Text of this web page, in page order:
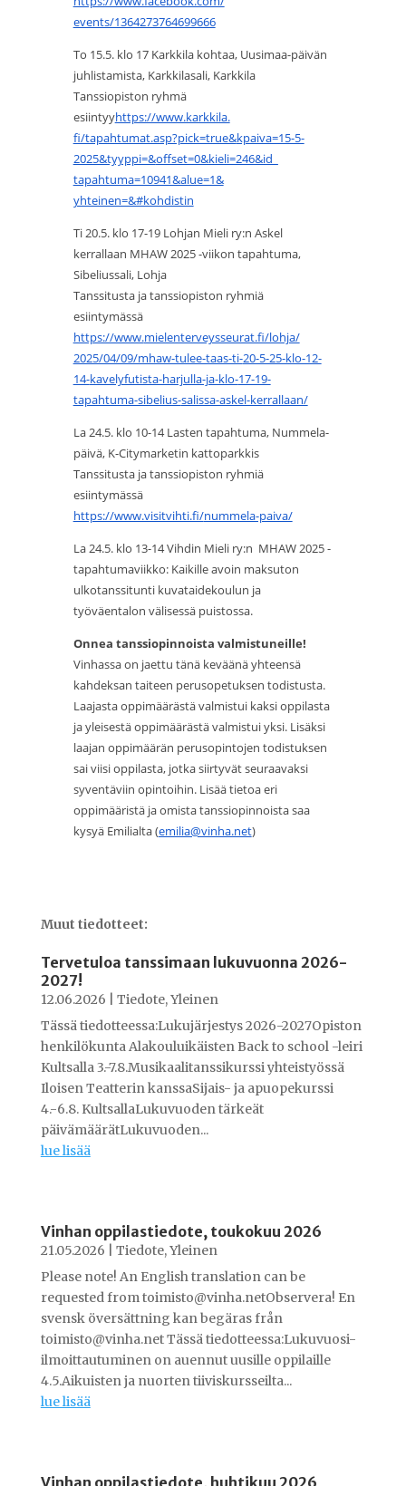
events/1364273764699666
To 15.5. klo 17 Karkkila kohtaa, Uusimaa-päivän
juhlistamista, Karkkilasali, Karkkila
Tanssiopiston ryhmä
esiintyyhttps://www.karkkila.
fi/tapahtumat.asp?pick=true&kpaiva=15-5-
2025&tyyppi=&offset=0&kieli=246&id_
tapahtuma=10941&alue=1&
yhteinen=&#kohdistin
Ti 20.5. klo 17-19 Lohjan Mieli ry:n Askel
kerrallaan MHAW 2025 -viikon tapahtuma,
Sibeliussali, Lohja
Tanssitusta ja tanssiopiston ryhmiä
esiintymässä
https://www.mielenterveysseurat.fi/lohja/
2025/04/09/mhaw-tulee-taas-ti-20-5-25-klo-12-
14-kavelyfutista-harjulla-ja-klo-17-19-
tapahtuma-sibelius-salissa-askel-kerrallaan/
La 24.5. klo 10-14 Lasten tapahtuma, Nummela-
päivä, K-Citymarketin kattoparkkis
Tanssitusta ja tanssiopiston ryhmiä
esiintymässä
https://www.visitvihti.fi/nummela-paiva/
La 24.5. klo 13-14 Vihdin Mieli ry:n MHAW 2025 -
tapahtumaviikko: Kaikille avoin maksuton
ulkotanssitunti kuvataidekoulun ja
työväentalon välisessä puistossa.
Onnea tanssiopinnoista valmistuneille!
Vinhassa on jaettu tänä keväänä yhteensä
kahdeksan taiteen perusopetuksen todistusta.
Laajasta oppimäärästä valmistui kaksi oppilasta
ja yleisestä oppimäärästä valmistui yksi. Lisäksi
laajan oppimäärän perusopintojen todistuksen
sai viisi oppilasta, jotka siirtyvät seuraavaksi
syventäviin opintoihin. Lisää tietoa eri
oppimääristä ja omista tanssiopinnoista saa
kysyä Emilialta (emilia@vinha.net)
Muut tiedotteet:
Tervetuloa tanssimaan lukuvuonna 2026-
2027!
12.06.2026 Tiedote,Yleinen
Tässä tiedotteessa:Lukujärjestys 2026-2027Opiston
henkilökunta Alakouluikäisten Back to school -leiri
Kultsalla 3.-7.8.Musikaalitanssikurssi yhteistyössä
Iloisen Teatterin kanssaSijais- ja apuopekurssi
4.-6.8. KultsallaLukuvuoden tärkeät
päivämäärätLukuvuoden...
lue lisää
Vinhan oppilastiedote, toukokuu 2026
21.05.2026 Tiedote,Yleinen
Please note! An English translation can be
requested from toimisto@vinha.netObservera! En
svensk översättning kan begäras från
toimisto@vinha.net Tässä tiedotteessa:Lukuvuosi-
ilmoittautuminen on auennut uusille oppilaille
4.5.Aikuisten ja nuorten tiiviskursseilta...
lue lisää
Vinhan oppilastiedote, huhtikuu 2026